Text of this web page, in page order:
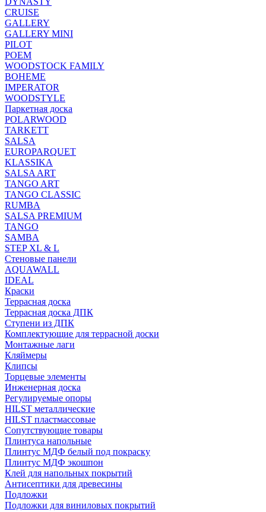
CRUISE
GALLERY
GALLERY MINI
PILOT
POEM
WOODSTOCK FAMILY
BOHEME
IMPERATOR
WOODSTYLE
Паркетная доска
POLARWOOD
TARKETT
SALSA
EUROPARQUET
KLASSIKA
SALSA ART
TANGO ART
TANGO CLASSIC
RUMBA
SALSA PREMIUM
TANGO
SAMBA
STEP XL & L
Стеновые панели
AQUAWALL
IDEAL
Краски
Террасная доска
Террасная доска ДПК
Ступени из ДПК
Комплектующие для террасной доски
Монтажные лаги
Кляймеры
Клипсы
Торцевые элементы
Инженерная доска
Регулируемые опоры
HILST металлические
HILST пластмассовые
Сопутствующие товары
Плинтуса напольные
Плинтус МДФ белый под покраску
Плинтус МДФ экошпон
Клей для напольных покрытий
Антисептики для древесины
Подложки
Подложки для виниловых покрытий